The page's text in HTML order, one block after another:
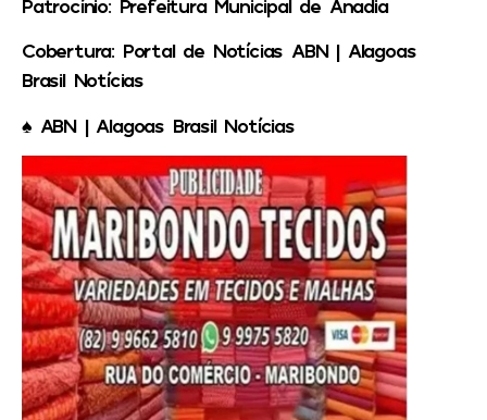
Patrocínio: Prefeitura Municipal de Anadia
Cobertura: Portal de Notícias ABN | Alagoas
Brasil Notícias
♠️ ABN | Alagoas Brasil Notícias